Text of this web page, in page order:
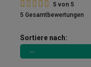
5 von 5
5 Gesamtbewertungen
Sortiere nach: